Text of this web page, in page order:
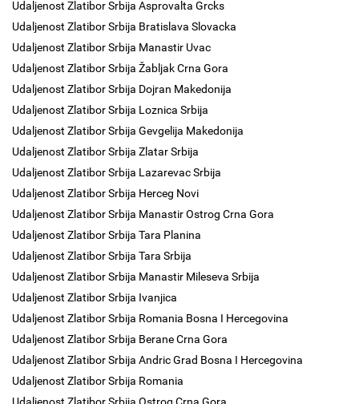
Udaljenost Zlatibor Srbija Asprovalta Grcks
Udaljenost Zlatibor Srbija Bratislava Slovacka
Udaljenost Zlatibor Srbija Manastir Uvac
Udaljenost Zlatibor Srbija Žabljak Crna Gora
Udaljenost Zlatibor Srbija Dojran Makedonija
Udaljenost Zlatibor Srbija Loznica Srbija
Udaljenost Zlatibor Srbija Gevgelija Makedonija
Udaljenost Zlatibor Srbija Zlatar Srbija
Udaljenost Zlatibor Srbija Lazarevac Srbija
Udaljenost Zlatibor Srbija Herceg Novi
Udaljenost Zlatibor Srbija Manastir Ostrog Crna Gora
Udaljenost Zlatibor Srbija Tara Planina
Udaljenost Zlatibor Srbija Tara Srbija
Udaljenost Zlatibor Srbija Manastir Mileseva Srbija
Udaljenost Zlatibor Srbija Ivanjica
Udaljenost Zlatibor Srbija Romania Bosna I Hercegovina
Udaljenost Zlatibor Srbija Berane Crna Gora
Udaljenost Zlatibor Srbija Andric Grad Bosna I Hercegovina
Udaljenost Zlatibor Srbija Romania